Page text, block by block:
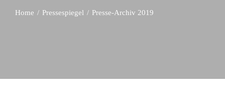
Home Pressespiegel Presse-Archiv 2019